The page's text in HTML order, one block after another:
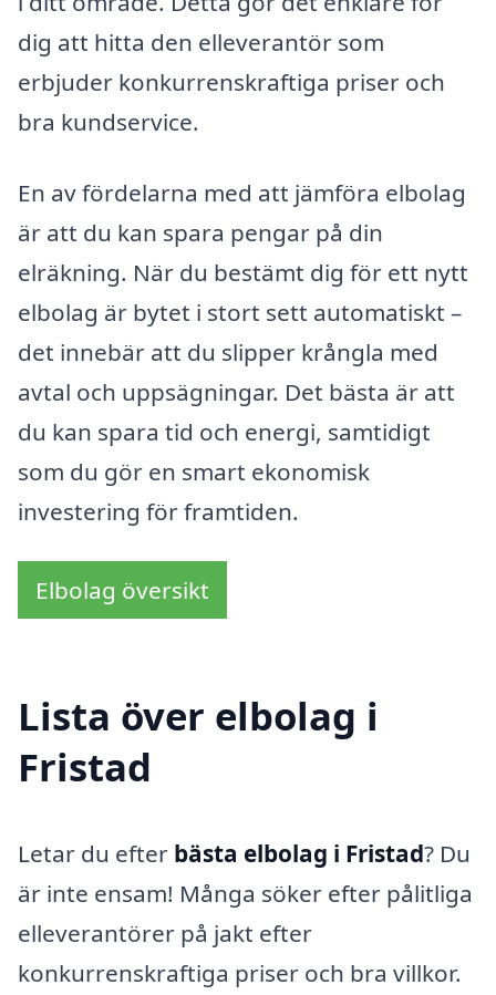
dig att hitta den elleverantör som
erbjuder konkurrenskraftiga priser och
bra kundservice.
En av fördelarna med att jämföra elbolag
är att du kan spara pengar på din
elräkning. När du bestämt dig för ett nytt
elbolag är bytet i stort sett automatiskt –
det innebär att du slipper krångla med
avtal och uppsägningar. Det bästa är att
du kan spara tid och energi, samtidigt
som du gör en smart ekonomisk
investering för framtiden.
Elbolag översikt
Lista över elbolag i
Fristad
Letar du efter bästa elbolag i Fristad? Du
är inte ensam! Många söker efter pålitliga
elleverantörer på jakt efter
konkurrenskraftiga priser och bra villkor.